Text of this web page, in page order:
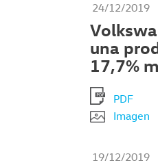
24/12/2019
una
17,7%
PDF
Imagen
19/12/2019